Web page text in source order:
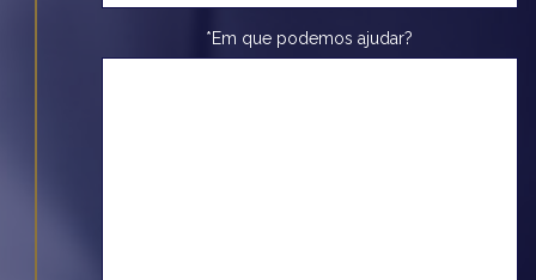
*Em que podemos ajudar?